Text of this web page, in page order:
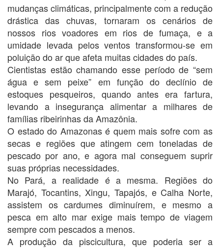
mudanças climáticas, principalmente com a redução
drástica das chuvas, tornaram os cenários de
nossos rios voadores em rios de fumaça, e a
umidade levada pelos ventos transformou-se em
poluição do ar que afeta muitas cidades do país.
Cientistas estão chamando esse período de “sem
água e sem peixe” em função do declínio de
estoques pesqueiros, quando antes era fartura,
levando a insegurança alimentar a milhares de
famílias ribeirinhas da Amazônia.
O estado do Amazonas é quem mais sofre com as
secas e regiões que atingem cem toneladas de
pescado por ano, e agora mal conseguem suprir
suas próprias necessidades.
No Pará, a realidade é a mesma. Regiões do
Marajó, Tocantins, Xingu, Tapajós, e Calha Norte,
assistem os cardumes diminuírem, e mesmo a
pesca em alto mar exige mais tempo de viagem
sempre com pescados a menos.
A produção da piscicultura, que poderia ser a